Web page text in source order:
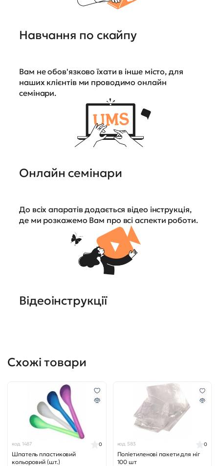
Навчання по скайпу
Вам не обов'язково їхати в інше місто, для
наших клієнтів ми проводимо онлайн
семінари.
Онлайн семінари
До всіх апаратів додається відео інструкція,
де ми розкажемо Вам про всі аспекти роботи.
Відеоінструкції
Схожі товари
код 1487
Шпатель пластиковий
кольоровий (шт.)
0 код 583
Поліетиленові пакети для ніг
100 шт
0